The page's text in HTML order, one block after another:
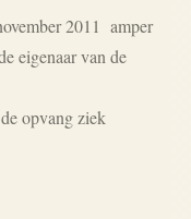
2011 amper
eigenaar van de
opvang ziek